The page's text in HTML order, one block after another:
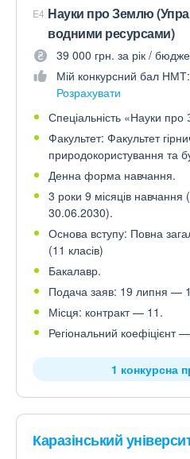
E4 Науки про Землю
водними ресурсами)
39 000 грн. за рік /
Мій конкурсний бал НМТ:
Розрахувати
Спеціальність «Науки
Факультет: Факультет
природокористування та
Денна форма навчання.
3 роки 9 місяців
30.06.2030).
Основа вступу: Повна
(11 класів)
Бакалавр.
Подача заяв: 19 липня —
Місця: контракт — 11.
Регіональний коефіцієнт
1 конкурсна
Каразінський